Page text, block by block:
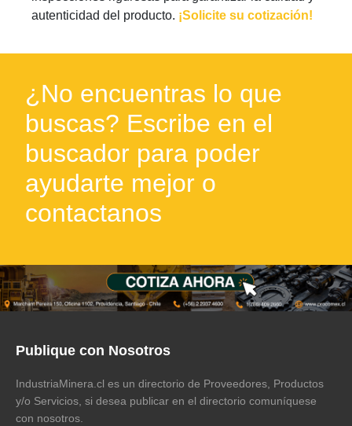
autenticidad del producto. ¡Solicite su cotización!
¿No encuentras lo que
buscas? Escribe en el
buscador para poder
ayudarte mejor o
contactanos
Publique con Nosotros
IndustriaMinera.cl es un directorio de Proveedores, Productos
y/o Servicios, si desea publicar en el directorio comuníquese
con nosotros.